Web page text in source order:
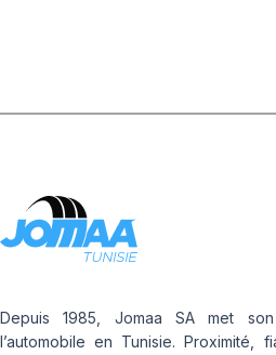
Depuis 1985, Jomaa SA met
l’automobile en Tunisie. Proximité,